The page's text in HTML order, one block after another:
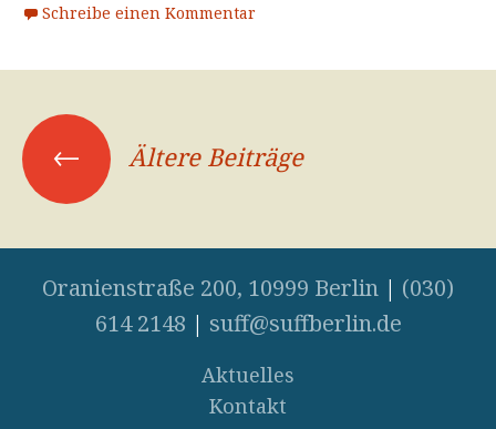
Schreibe einen Kommentar
Beitrags-
Navigation
← Ältere Beiträge
Oranienstraße 200, 10999 Berlin | (030)
614 2148 | suff@suffberlin.de
Aktuelles
Kontakt